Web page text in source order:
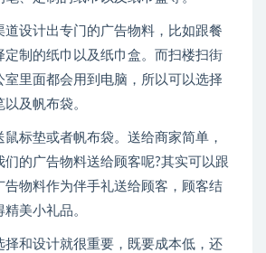
道设计出专门的广告物料，比如跟餐
定制的纸巾以及纸巾盒。而扫楼扫街
室里面都会用到电脑，所以可以选择
及帆布袋。
标垫或者帆布袋。送给商家简单，
们的广告物料送给顾客呢?其实可以跟
告物料作为伴手礼送给顾客，顾客结
美小礼品。
择和设计就很重要，既要成本低，还